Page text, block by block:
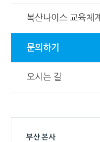
복산나이스 교육체계
문의하기
오시는 길
부산 본사